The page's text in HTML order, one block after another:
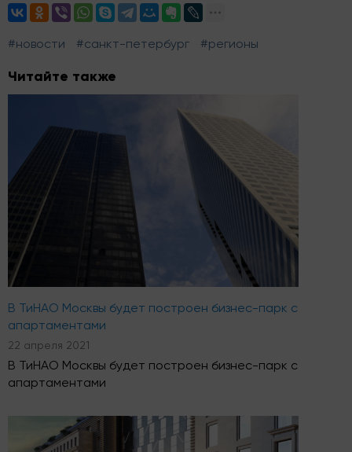
#новости #санкт-петербург #регионы
Читайте также
В ТиНАО Москвы будет построен бизнес-парк с
апартаментами
22 апреля 2021
В ТиНАО Москвы будет построен бизнес-парк с
апартаментами